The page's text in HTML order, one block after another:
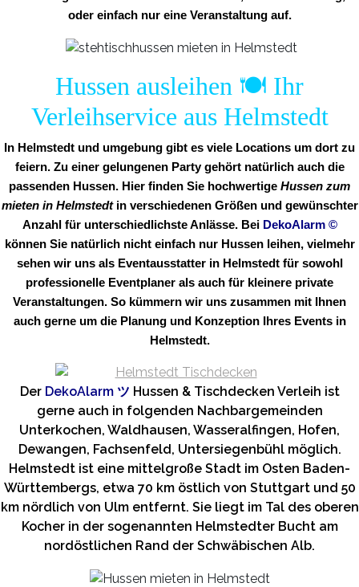
oder einfach nur eine Veranstaltung auf.
Hussen ausleihen 🍽️ Ihr
Verleihservice aus Helmstedt
In Helmstedt und umgebung gibt es viele Locations um dort zu
feiern. Zu einer gelungenen Party gehört natürlich auch die
passenden Hussen. Hier finden Sie hochwertige Hussen zum
mieten in Helmstedtin verschiedenen Größen und gewünschter
Anzahl für unterschiedlichste Anlässe. Bei DekoAlarm ©
können Sie natürlich nicht einfach nur Hussen leihen, vielmehr
sehen wir uns als Eventausstatter in Helmstedt für sowohl
professionelle Eventplaner als auch für kleinere private
Veranstaltungen. So kümmern wir uns zusammen mit Ihnen
auch gerne um die Planung und Konzeption Ihres Events in
Helmstedt.
Der DekoAlarm ツ Hussen & Tischdecken Verleih ist
gerne auch in folgenden Nachbargemeinden
Unterkochen, Waldhausen, Wasseralfingen, Hofen,
Dewangen, Fachsenfeld, Untersiegenbühl möglich.
Helmstedt ist eine mittelgroße Stadt im Osten Baden-
Württembergs, etwa 70 km östlich von Stuttgart und 50
km nördlich von Ulm entfernt. Sie liegt im Tal des oberen
Kocher in der sogenannten Helmstedter Bucht am
nordöstlichen Rand der Schwäbischen Alb.